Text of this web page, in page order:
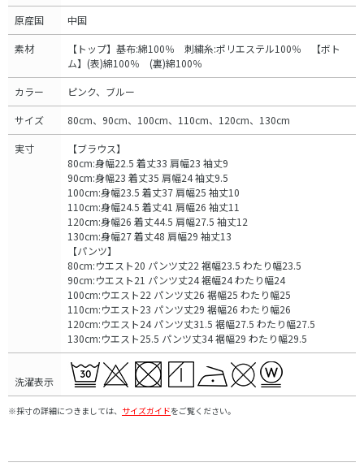
原産国 中国
素材
【トップ】基布:綿100％ 刺繍糸:ポリエステル100％ 【ボト
ム】(表)綿100％ (裏)綿100％
カラー ピンク、ブルー
サイズ 80cm、90cm、100cm、110cm、120cm、130cm
実寸
【ブラウス】
80cm:身幅22.5 着丈33 肩幅23 袖丈9
90cm:身幅23 着丈35 肩幅24 袖丈9.5
100cm:身幅23.5 着丈37 肩幅25 袖丈10
110cm:身幅24.5 着丈41 肩幅26 袖丈11
120cm:身幅26 着丈44.5 肩幅27.5 袖丈12
130cm:身幅27 着丈48 肩幅29 袖丈13
【パンツ】
80cm:ウエスト20 パンツ丈22 裾幅23.5 わたり幅23.5
90cm:ウエスト21 パンツ丈24 裾幅24 わたり幅24
100cm:ウエスト22 パンツ丈26 裾幅25 わたり幅25
110cm:ウエスト23 パンツ丈29 裾幅26 わたり幅26
120cm:ウエスト24 パンツ丈31.5 裾幅27.5 わたり幅27.5
130cm:ウエスト25.5 パンツ丈34 裾幅29 わたり幅29.5
洗濯表示
※採寸の詳細につきましては、 サイズガイドをご覧ください。